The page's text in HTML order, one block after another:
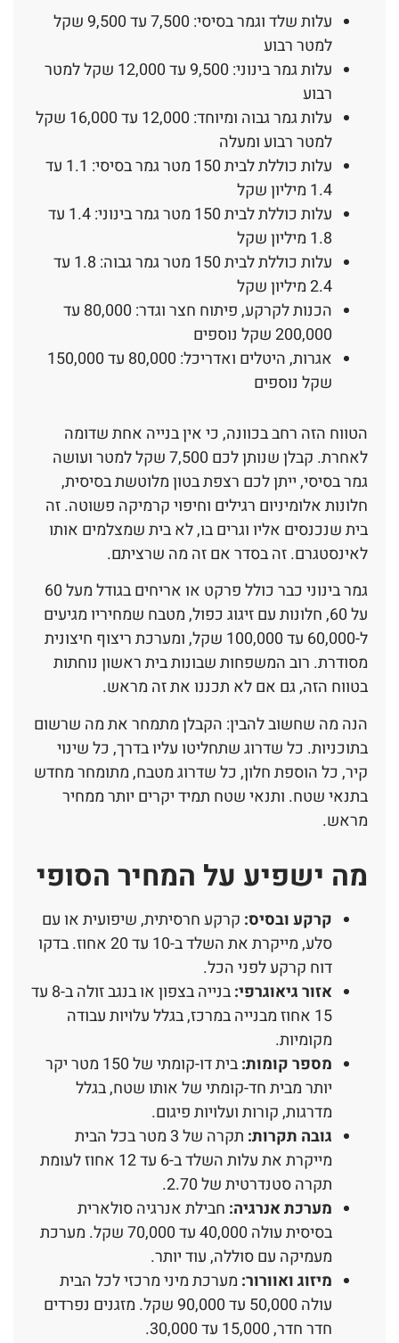
עלות שלד וגמר בסיסי: 7,500 עד 9,500 שקל
למטר רבוע
עלות גמר בינוני: 9,500 עד 12,000 שקל למטר
רבוע
עלות גמר גבוה ומיוחד: 12,000 עד 16,000 שקל
למטר רבוע ומעלה
עלות כוללת לבית 150 מטר גמר בסיסי: 1.1 עד
1.4 מיליון שקל
עלות כוללת לבית 150 מטר גמר בינוני: 1.4 עד
1.8 מיליון שקל
עלות כוללת לבית 150 מטר גמר גבוה: 1.8 עד
2.4 מיליון שקל
הכנות לקרקע, פיתוח חצר וגדר: 80,000 עד
200,000 שקל נוספים
אגרות, היטלים ואדריכל: 80,000 עד 150,000
שקל נוספים
הטווח הזה רחב בכוונה, כי אין בנייה אחת שדומה
לאחרת. קבלן שנותן לכם 7,500 שקל למטר ועושה
גמר בסיסי, ייתן לכם רצפת בטון מלוטשת בסיסית,
חלונות אלומיניום רגילים וחיפוי קרמיקה פשוטה. זה
בית שנכנסים אליו וגרים בו, לא בית שמצלמים אותו
לאינסטגרם. זה בסדר אם זה מה שרציתם.
גמר בינוני כבר כולל פרקט או אריחים בגודל מעל 60
על 60, חלונות עם זיגוג כפול, מטבח שמחיריו מגיעים
ל-60,000 עד 100,000 שקל, ומערכת ריצוף חיצונית
מסודרת. רוב המשפחות שבונות בית ראשון נוחתות
בטווח הזה, גם אם לא תכננו את זה מראש.
הנה מה שחשוב להבין: הקבלן מתמחר את מה שרשום
בתוכניות. כל שדרוג שתחליטו עליו בדרך, כל שינוי
קיר, כל הוספת חלון, כל שדרוג מטבח, מתומחר מחדש
בתנאי שטח. ותנאי שטח תמיד יקרים יותר ממחיר
מראש.
מה ישפיע על המחיר הסופי
קרקע ובסיס: קרקע חרסיתית, שיפועית או עם
סלע, מייקרת את השלד ב-10 עד 20 אחוז. בדקו
דוח קרקע לפני הכל.
אזור גיאוגרפי:
בנייה בצפון או בנגב זולה ב-8 עד
15 אחוז מבנייה במרכז, בגלל עלויות עבודה
מקומיות.
מספר קומות:
בית דו-קומתי של 150 מטר יקר
יותר מבית חד-קומתי של אותו שטח, בגלל
מדרגות, קורות ועלויות פיגום.
גובה תקרות:
תקרה של 3 מטר בכל הבית
מייקרת את עלות השלד ב-6 עד 12 אחוז לעומת
תקרה סטנדרטית של 2.70.
מערכת אנרגיה: חבילת אנרגיה סולארית
בסיסית עולה 40,000 עד 70,000 שקל. מערכת
מעמיקה עם סוללה, עוד יותר.
מיזוג ואוורור: מערכת מיני מרכזי לכל הבית
עולה 50,000 עד 90,000 שקל. מזגנים נפרדים
חדר חדר, 15,000 עד 30,000.